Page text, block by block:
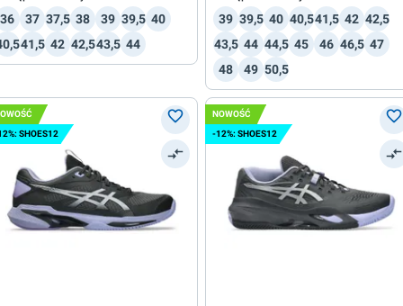
36 37 37,5 38 39 39,5 40
41,5 42 42,543,5 44
39 39,5 40 40,541,5 42 42,5
43,5 44 44,5 45 46 46,5 47
48
49 50,5
SHOES12
NOWOŚĆ
-12%: SHOES12